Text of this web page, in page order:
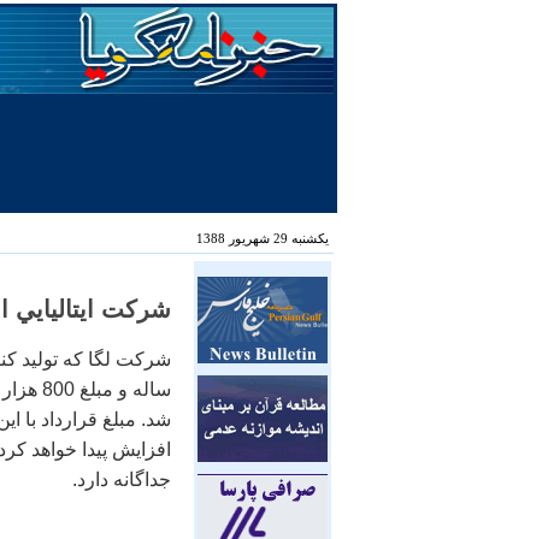
یکشنبه 29 شهریور 1388
شركت
ساله
افزايش پيدا خواهد
جداگانه دارد.